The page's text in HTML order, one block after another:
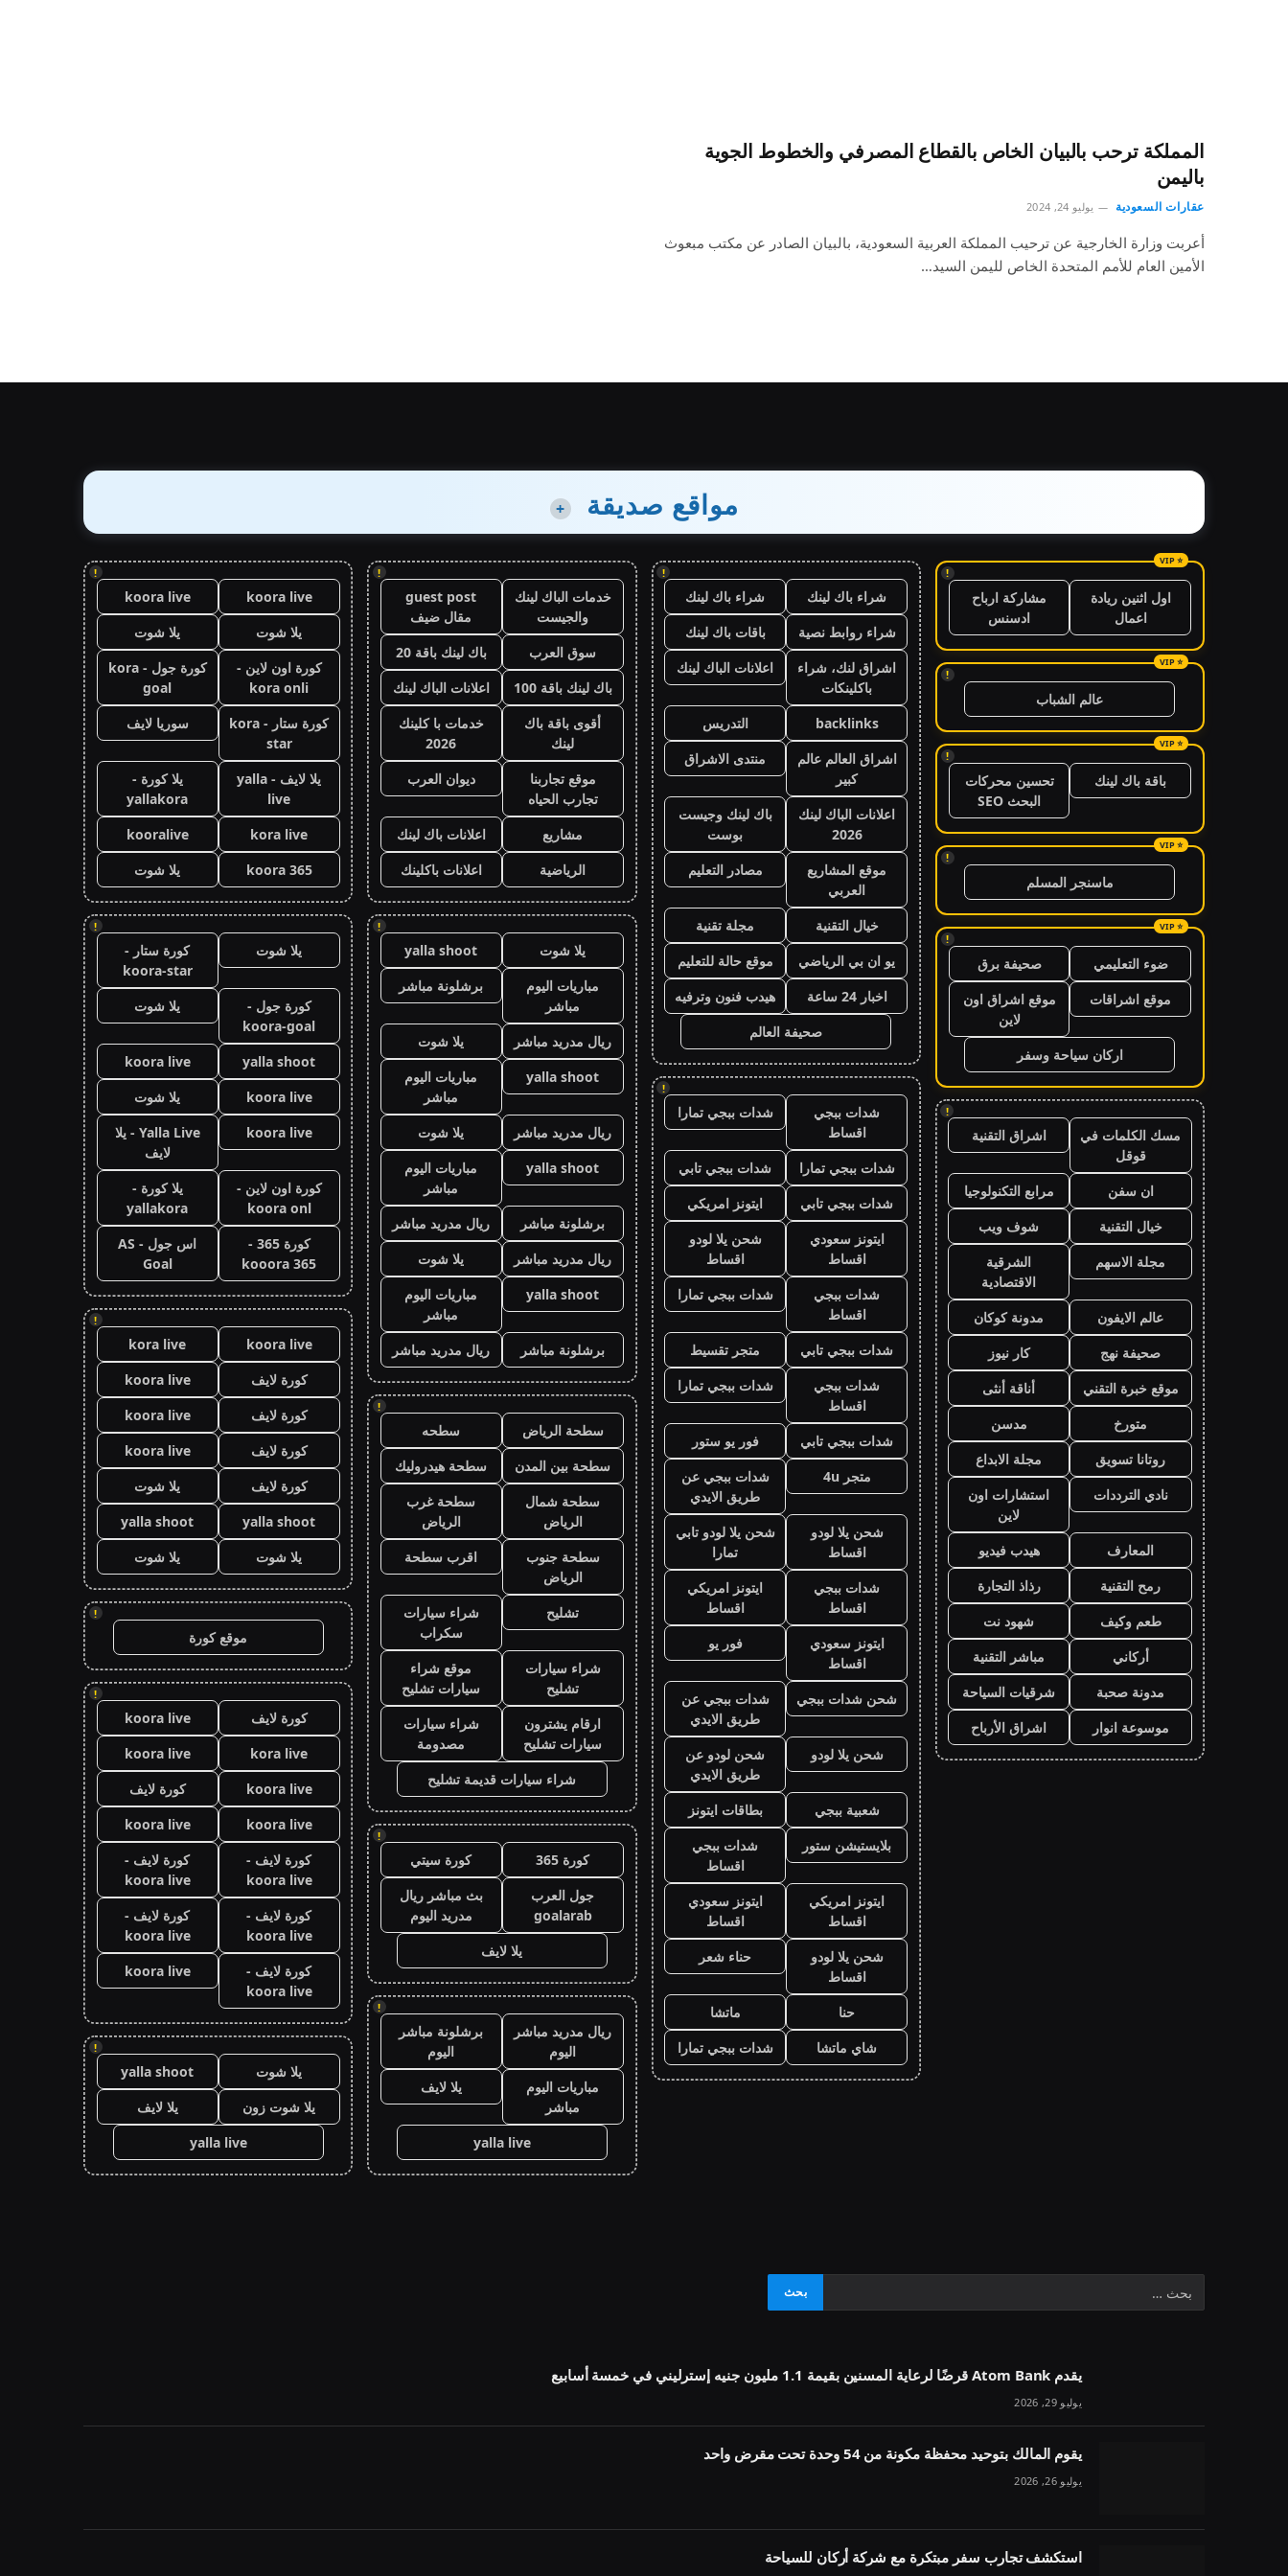
المملكة ترحب بالبيان الخاص بالقطاع المصرفي والخطوط الجوية
باليمن
عقارات السعودية يوليو 24, 2024
أعربت وزارة الخارجية عن ترحيب المملكة العربية السعودية، بالبيان الصادر عن مكتب مبعوث
الأمين العام للأمم المتحدة الخاص لليمن السيد…
مواقع صديقة +
!
اول اثنين ريادة
اعمال
مشاركة ارباح
ادسنس
!
عالم الشباب
!
باقة باك لينك
تحسين محركات
البحث SEO
!
ماسنجر المسلم
!
ضوء التعليمي
صحيفة برق
موقع اشراقات
موقع اشراق اون
لاين
اركان سياحة وسفر
!
مسك الكلمات في
قوقل
اشراق التقنية
ان سفن
مرابع التكنولوجيا
خيال التقنية
شوف ويب
مجلة الاسهم
الشرقية
الاقتصادية
عالم الايفون
مدونة كوكان
صحيفة نهج
كار نيوز
موقع خبرة التقني
أناقة أنثى
متورخ
مدسن
روتانا تسويق
مجلة الابداع
نادي الترددات
استشارات اون
لاين
المعارف
هيدب فيديو
رمح التقنية
رذاذ التجارة
طعم وكيف
شهود نت
أركاني
مباشر التقنية
مدونة صحبة
شرقيات السياحة
موسوعة انوار
اشراق الأرباح
!
شراء باك لينك
شراء باك لينك
شراء روابط نصية
باقات باك لينك
اشراق لنك، شراء
باكلينكات
اعلانات الباك لينك
backlinks
التدريس
اشراق العالم عالم
كبير
منتدى الاشراق
اعلانات الباك لينك
2026
باك لينك وجيست
بوست
موقع المشاريع
العربي
مصادر التعليم
خيال التقنية
مجلة تقنية
يو ان بي الرياضي
موقع حالة للتعليم
اخبار 24 ساعة
هيدب فنون وترفيه
صحيفة العالم
!
شدات ببجي
اقساط
شدات ببجي تمارا
شدات ببجي تمارا
شدات ببجي تابي
شدات ببجي تابي
ايتونز امريكي
ايتونز سعودي
اقساط
شحن يلا لودو
اقساط
شدات ببجي
اقساط
شدات ببجي تمارا
شدات ببجي تابي
متجر تقسيط
شدات ببجي
اقساط
شدات ببجي تمارا
شدات ببجي تابي
فور يو ستور
متجر 4u
شدات ببجي عن
طريق الايدي
شحن يلا لودو
اقساط
شحن يلا لودو تابي
تمارا
شدات ببجي
اقساط
ايتونز امريكي
اقساط
ايتونز سعودي
اقساط
فور يو
شحن شدات ببجي
شدات ببجي عن
طريق الايدي
شحن يلا لودو
شحن لودو عن
طريق الايدي
شعبية ببجي
بطاقات ايتونز
بلايستيشن ستور
شدات ببجي
اقساط
ايتونز امريكي
اقساط
ايتونز سعودي
اقساط
شحن يلا لودو
اقساط
حناء شعر
حنا
ماتشا
شاي ماتشا
شدات ببجي تمارا
!
خدمات الباك لينك
والجيست
guest post
مقال ضيف
سوق العرب
باك لينك باقة 20
باك لينك باقة 100
اعلانات الباك لينك
أقوى باقة باك
لينك
خدمات با كلينك
2026
موقع تجاربنا
تجارب الحياه
ديوان العرب
مشاريع
اعلانات باك لينك
الرياضية
اعلانات باكلينك
!
يلا شوت
yalla shoot
مباريات اليوم
مباشر
برشلونة مباشر
ريال مدريد مباشر
يلا شوت
yalla shoot
مباريات اليوم
مباشر
ريال مدريد مباشر
يلا شوت
yalla shoot
مباريات اليوم
مباشر
برشلونة مباشر
ريال مدريد مباشر
ريال مدريد مباشر
يلا شوت
yalla shoot
مباريات اليوم
مباشر
برشلونة مباشر
ريال مدريد مباشر
!
سطحة الرياض
سطحه
سطحة بين المدن
سطحة هيدروليك
سطحة شمال
الرياض
سطحة غرب
الرياض
سطحة جنوب
الرياض
اقرب سطحة
تشليح
شراء سيارات
سكراب
شراء سيارات
تشليح
موقع شراء
سيارات تشليح
ارقام يشترون
سيارات تشليح
شراء سيارات
مصدومة
شراء سيارات قديمة تشليح
!
كورة 365
كورة سيتي
جول العرب
goalarab
بث مباشر ريال
مدريد اليوم
يلا لايف
!
ريال مدريد مباشر
اليوم
برشلونة مباشر
اليوم
مباريات اليوم
مباشر
يلا لايف
yalla live
!
koora live
koora live
يلا شوت
يلا شوت
كورة اون لاين -
kora onli
كورة جول - kora
goal
كورة ستار - kora
star
سوريا لايف
يلا لايف - yalla
live
يلا كورة -
yallakora
kora live
kooralive
koora 365
يلا شوت
!
يلا شوت
كورة ستار -
koora-star
كورة جول -
koora-goal
يلا شوت
yalla shoot
koora live
koora live
يلا شوت
koora live
Yalla Live - يلا
لايف
كورة اون لاين -
koora onl
يلا كورة -
yallakora
كورة 365 -
kooora 365
اس جول - AS
Goal
!
koora live
kora live
كورة لايف
koora live
كورة لايف
koora live
كورة لايف
koora live
كورة لايف
يلا شوت
yalla shoot
yalla shoot
يلا شوت
يلا شوت
!
موقع كورة
!
كورة لايف
koora live
kora live
koora live
koora live
كورة لايف
koora live
koora live
كورة لايف -
koora live
كورة لايف -
koora live
كورة لايف -
koora live
كورة لايف -
koora live
كورة لايف -
koora live
koora live
!
يلا شوت
yalla shoot
يلا شوت زون
يلا لايف
yalla live
يقدم Atom Bank قرضًا لرعاية المسنين بقيمة 1.1 مليون جنيه إسترليني في خمسة أسابيع
يوليو 29, 2026
يقوم المالك بتوحيد محفظة مكونة من 54 وحدة تحت مقرض واحد
يوليو 26, 2026
استكشف تجارب سفر مبتكرة مع شركة أركان للسياحة